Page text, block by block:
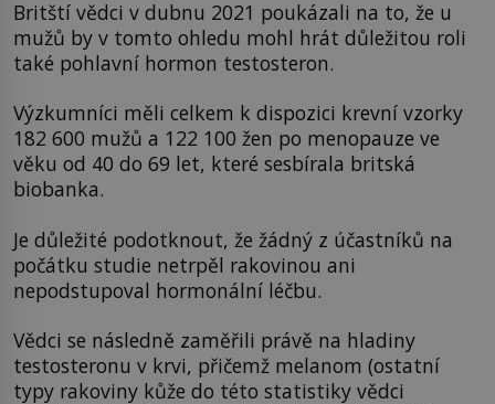
Britští vědci v dubnu 2021 poukázali na to, že u
mužů by v tomto ohledu mohl hrát důležitou roli
také pohlavní hormon testosteron.
Výzkumníci měli celkem k dispozici krevní vzorky
182 600 mužů a 122 100 žen po menopauze ve
věku od 40 do 69 let, které sesbírala britská
biobanka.
Je důležité podotknout, že žádný z účastníků na
počátku studie netrpěl rakovinou ani
nepodstupoval hormonální léčbu.
Vědci se následně zaměřili právě na hladiny
testosteronu v krvi, přičemž melanom (ostatní
typy rakoviny kůže do této statistiky vědci